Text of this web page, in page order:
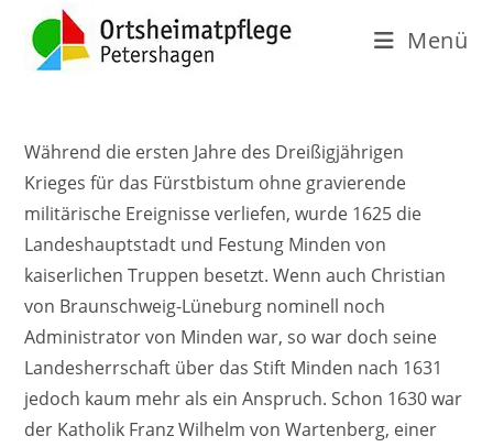
Menü
Während die ersten Jahre des Dreißigjährigen
Krieges für das Fürstbistum ohne gravierende
militärische Ereignisse verliefen, wurde 1625 die
Landeshauptstadt und Festung Minden von
kaiserlichen Truppen besetzt. Wenn auch Christian
von Braunschweig-Lüneburg nominell noch
Administrator von Minden war, so war doch seine
Landesherrschaft über das Stift Minden nach 1631
jedoch kaum mehr als ein Anspruch. Schon 1630 war
der Katholik Franz Wilhelm von Wartenberg, einer